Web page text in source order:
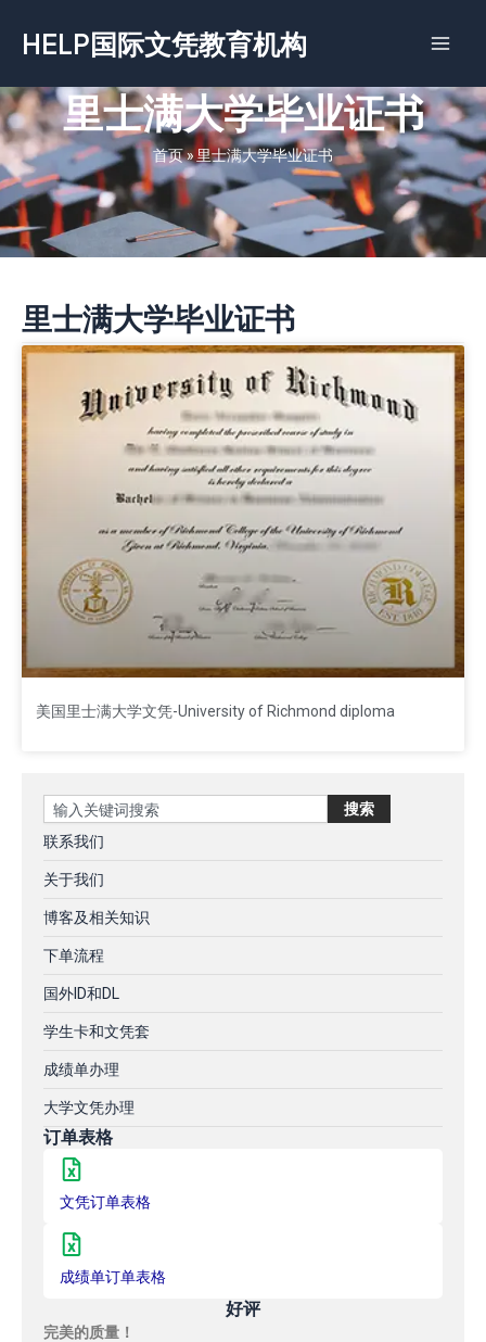
容
HELP国际文凭教育机构
里士满大学毕业证书
首页»里士满大学毕业证书
里士满大学毕业证书
美国里士满大学文凭-University of Richmond diploma
Search 搜索
联系我们
关于我们
博客及相关知识
下单流程
国外ID和DL
学生卡和文凭套
成绩单办理
大学文凭办理
订单表格
文凭订单表格
成绩单订单表格
好评
完美的质量！